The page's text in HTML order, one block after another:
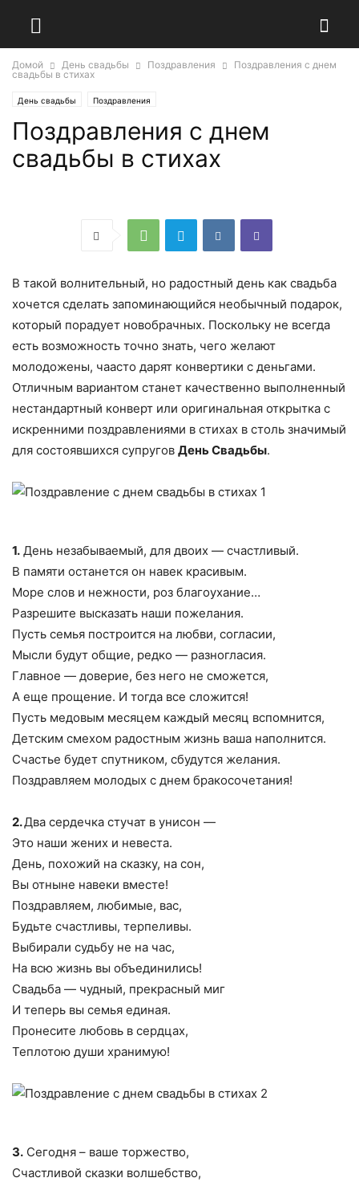
Домой День свадьбы Поздравления
Поздравления с днем
свадьбы в стихах
День свадьбы Поздравления
Поздравления с днем
свадьбы в стихах
В такой волнительный, но радостный день как свадьба
хочется сделать запоминающийся необычный подарок,
который порадует новобрачных. Поскольку не всегда
есть возможность точно знать, чего желают
молодожены, чаасто дарят конвертики с деньгами.
Отличным вариантом станет качественно выполненный
нестандартный конверт или оригинальная открытка с
искренними поздравлениями в стихах в столь значимый
для состоявшихся супругов День Свадьбы.
1. День незабываемый, для двоих — счастливый.
В памяти останется он навек красивым.
Море слов и нежности, роз благоухание…
Разрешите высказать наши пожелания.
Пусть семья построится на любви, согласии,
Мысли будут общие, редко — разногласия.
Главное — доверие, без него не сможется,
А еще прощение. И тогда все сложится!
Пусть медовым месяцем каждый месяц вспомнится,
Детским смехом радостным жизнь ваша наполнится.
Счастье будет спутником, сбудутся желания.
Поздравляем молодых с днем бракосочетания!
2.Два сердечка стучат в унисон —
Это наши жених и невеста.
День, похожий на сказку, на сон,
Вы отныне навеки вместе!
Поздравляем, любимые, вас,
Будьте счастливы, терпеливы.
Выбирали судьбу не на час,
На всю жизнь вы объединились!
Свадьба — чудный, прекрасный миг
И теперь вы семья единая.
Пронесите любовь в сердцах,
Теплотою души хранимую!
3. Сегодня – ваше торжество,
Счастливой сказки волшебство,